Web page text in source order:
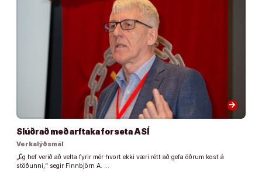
arrow_forward
Slúðrað með arftaka forseta ASÍ
Verkalýðsmál
„Ég hef verið að velta fyrir mér hvort ekki væri rétt að gefa öðrum kost á
stöðunni,“ segir Finnbjörn A. …